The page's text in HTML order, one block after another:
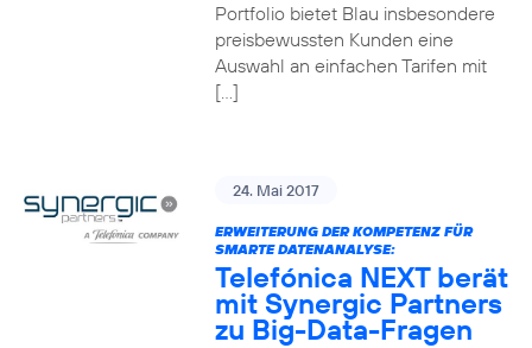
Portfolio bietet Blau insbesondere
preisbewussten Kunden eine
Auswahl an einfachen Tarifen mit
[…]
24. Mai 2017
ERWEITERUNG DER KOMPETENZ FÜR
SMARTE DATENANALYSE:
Telefónica NEXT berät
mit Synergic Partners
zu Big-Data-Fragen